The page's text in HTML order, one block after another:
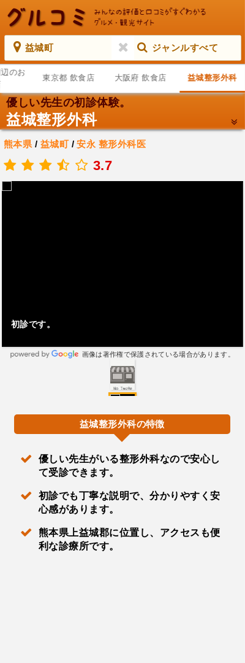
益城町 ジャンルすべて
のお
東京都 飲食店 大阪府 飲食店 益城整形外科
優しい先生の初診体験。
益城整形外科
熊本県 / 益城町/安永 整形外科医
3.7
初診です。
画像は著作権で保護されている場合があります。
益城整形外科の特徴
優しい先生がいる整形外科なので安心し
て受診できます。
初診でも丁寧な説明で、分かりやすく安
心感があります。
熊本県上益城郡に位置し、アクセスも便
利な診療所です。